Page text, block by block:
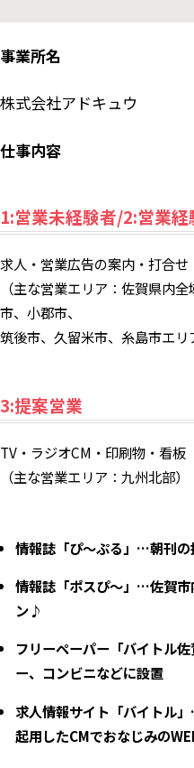
事業所名
株式会社アドキュウ
仕事内容
1:営業未経験者/2:営業経
求人・営業広告の案内・打合
（主な営業エリア：佐賀県内
市、小郡市、
筑後市、久留米市、糸島市エリ
3:提案営業
TV・ラジオCM・印刷物・看
（主な営業エリア：九州北部）
情報誌「ぴ～ぷる」…朝刊
情報誌「ポスぴ～」…佐賀市
ン♪
フリーペーパー「バイトル
ー、コンビニなどに設置
求人情報サイト「バイトル
起用したCMでおなじみの